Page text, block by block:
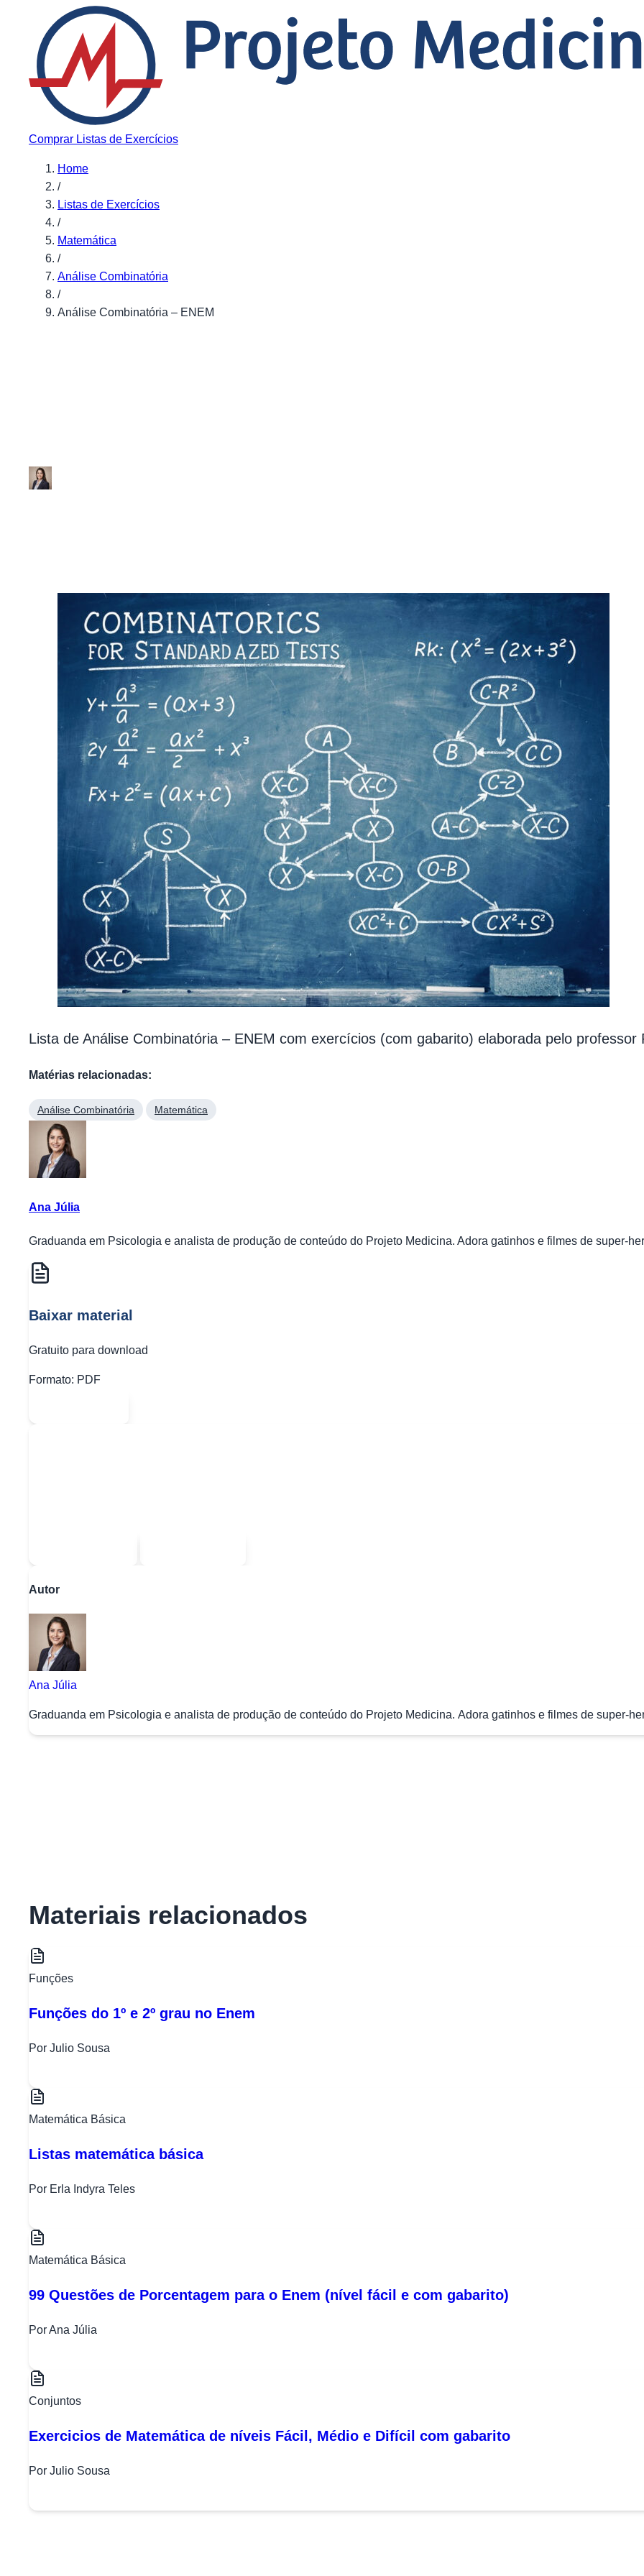
Pular para o conteúdo
Comprar Listas de Exercícios
Home
/
Listas de Exercícios
/
Matemática
/
Análise Combinatória
/
Análise Combinatória – ENEM
Lista de Análise Combinatória – ENEM com exercícios (com gabarito) elaborada pelo professor
Matérias relacionadas:
Análise Combinatória Matemática
Ana Júlia
Graduanda em Psicologia e analista de produção de conteúdo do Projeto Medicina. Adora gatinhos e filmes de super-
Baixar material
Gratuito para download
Formato: PDF
Autor
Ana Júlia
Graduanda em Psicologia e analista de produção de conteúdo do Projeto Medicina. Adora gatinhos e filmes de super-
Materiais relacionados
Funções
Funções do 1º e 2º grau no Enem
Por Julio Sousa
Matemática Básica
Listas matemática básica
Por Erla Indyra Teles
Matemática Básica
99 Questões de Porcentagem para o Enem (nível fácil e com gabarito)
Por Ana Júlia
Conjuntos
Exercicios de Matemática de níveis Fácil, Médio e Difícil com gabarito
Por Julio Sousa